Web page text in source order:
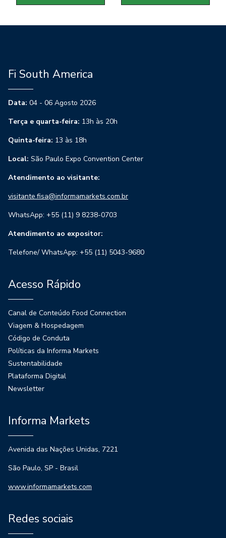
Fi South America
Data: 04 - 06 Agosto 2026
Terça e quarta-feira: 13h às 20h
Quinta-feira: 13 às 18h
Local: São Paulo Expo Convention Center
Atendimento ao visitante:
visitante.fisa@informamarkets.com.br
WhatsApp: +55 (11) 9 8238-0703
Atendimento ao expositor:
Telefone/ WhatsApp: +55 (11) 5043-9680
Acesso Rápido
Canal de Conteúdo Food Connection
Viagem & Hospedagem
Código de Conduta
Políticas da Informa Markets
Sustentabilidade
Plataforma Digital
Newsletter
Informa Markets
Avenida das Nações Unidas, 7221
São Paulo, SP - Brasil
www.informamarkets.com
Redes sociais